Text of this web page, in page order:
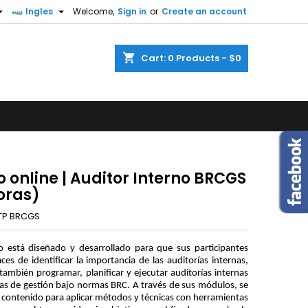
Welcome, Sign in or Create an account
Ingles 
shopping_cart Cart: 0 Products - $0
online | Auditor Interno BRCGS
BRCGS
está diseñado y desarrollado para que sus participantes
de identificar la importancia de las auditorías internas,
programar, planificar y ejecutar auditorías internas
de gestión bajo normas BRC. A través de sus módulos, se
para aplicar métodos y técnicas con herramientas